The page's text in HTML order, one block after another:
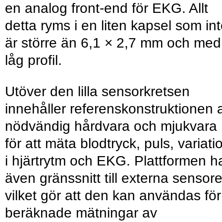
en analog front-end för EKG. Allt
detta ryms i en liten kapsel som
är större än 6,1 × 2,7 mm och med
låg profil.
Utöver den lilla sensorkretsen
innehåller referenskonstruktionen
nödvändig hårdvara och mjukvara
för att mäta blodtryck, puls,
i hjärtrytm och EKG. Plattformen
även gränssnitt till externa
vilket gör att den kan användas för
beräknade mätningar av